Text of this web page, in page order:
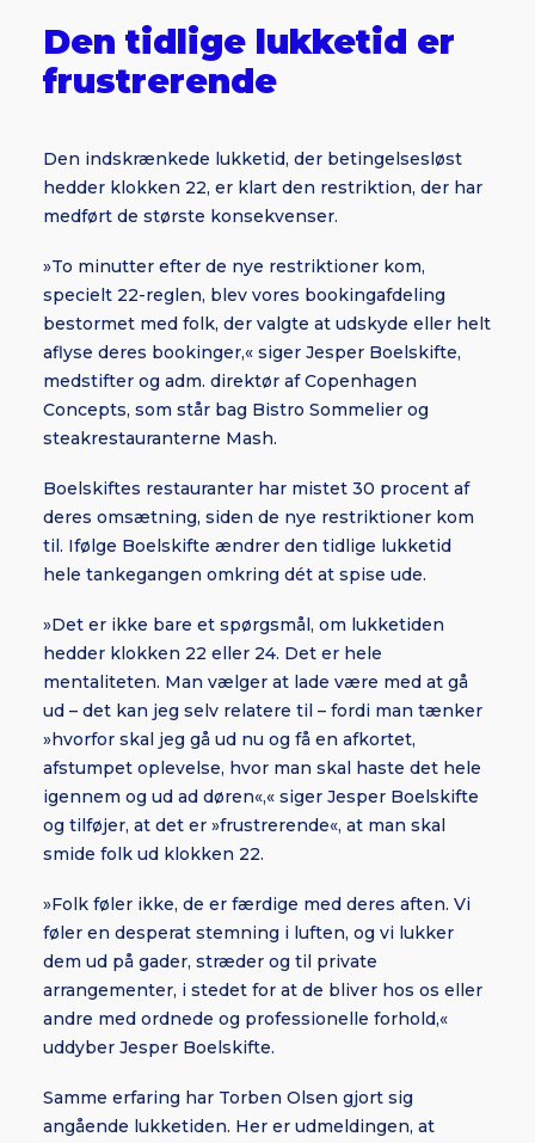
Den tidlige lukketid er
frustrerende
Den indskrænkede lukketid, der betingelsesløst
hedder klokken 22, er klart den restriktion, der har
medført de største konsekvenser.
»To minutter efter de nye restriktioner kom,
specielt 22-reglen, blev vores bookingafdeling
bestormet med folk, der valgte at udskyde eller helt
aflyse deres bookinger,« siger Jesper Boelskifte,
medstifter og adm. direktør af Copenhagen
Concepts, som står bag Bistro Sommelier og
steakrestauranterne Mash.
Boelskiftes restauranter har mistet 30 procent af
deres omsætning, siden de nye restriktioner kom
til. Ifølge Boelskifte ændrer den tidlige lukketid
hele tankegangen omkring dét at spise ude.
»Det er ikke bare et spørgsmål, om lukketiden
hedder klokken 22 eller 24. Det er hele
mentaliteten. Man vælger at lade være med at gå
ud – det kan jeg selv relatere til – fordi man tænker
»hvorfor skal jeg gå ud nu og få en afkortet,
afstumpet oplevelse, hvor man skal haste det hele
igennem og ud ad døren«,« siger Jesper Boelskifte
og tilføjer, at det er »frustrerende«, at man skal
smide folk ud klokken 22.
»Folk føler ikke, de er færdige med deres aften. Vi
føler en desperat stemning i luften, og vi lukker
dem ud på gader, stræder og til private
arrangementer, i stedet for at de bliver hos os eller
andre med ordnede og professionelle forhold,«
uddyber Jesper Boelskifte.
Samme erfaring har Torben Olsen gjort sig
angående lukketiden. Her er udmeldingen, at